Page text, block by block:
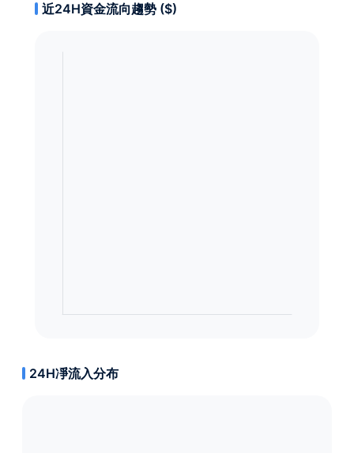
近24H資金流向趨勢 ($)
24H凈流入分布